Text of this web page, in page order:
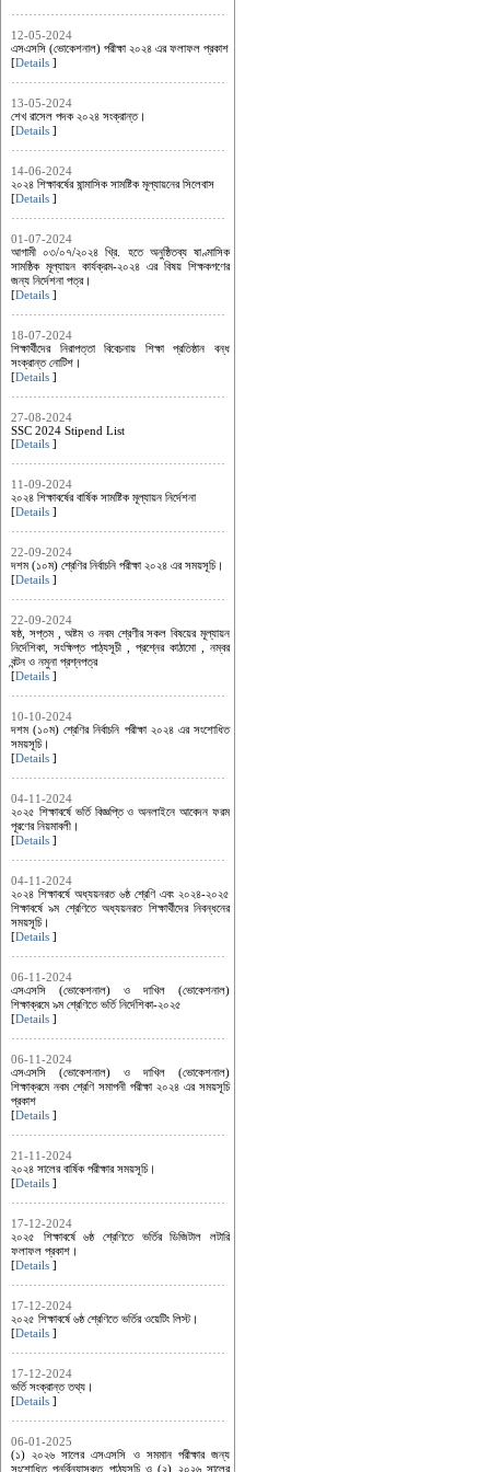
12-05-2024
এসএসসি (ভোকেশনাল) পরীক্ষা ২০২৪ এর ফলাফল প্রকাশ
[Details ]
13-05-2024
শেখ রাসেল পদক ২০২৪ সংক্রান্ত।
[Details ]
14-06-2024
২০২৪ শিক্ষাবর্ষের ষান্মাসিক সামষ্টিক মূল্যায়নের সিলেবাস
[Details ]
01-07-2024
আগামী ০৩/০৭/২০২৪ খ্রি. হতে অনুষ্ঠিতব্য ষাণ্মাসিক
সামষ্ঠিক মূল্যায়ন কার্যক্রম-২০২৪ এর ‍বিষয় শিক্ষকগণের
জন্য নির্দেশনা পত্র।
[Details ]
18-07-2024
শিক্ষার্থীদের নিরাপত্তা বিবেচনায় শিক্ষা প্রতিষ্ঠান বন্ধ
সংক্রান্ত নোটিশ।
[Details ]
27-08-2024
SSC 2024 Stipend List
[Details ]
11-09-2024
২০২৪ শিক্ষাবর্ষের বার্ষিক সামষ্টিক মূল্যায়ন নির্দেশনা
[Details ]
22-09-2024
দশম (১০ম) শ্রেণির নির্বাচনি পরীক্ষা ২০২৪ এর সময়সূচি।
[Details ]
22-09-2024
ষষ্ঠ, সপ্তম , অষ্টম ও নবম শ্রেণীর সকল বিষয়ের মূল্যায়ন
নির্দেশিকা, সংক্ষিপ্ত পাঠ্যসূচী , প্রশ্নের কাঠামো , নম্বর
বন্টন ও নমুনা প্রশ্নপত্র
[Details ]
10-10-2024
দশম (১০ম) শ্রেণির নির্বাচনি পরীক্ষা ২০২৪ এর সংশোধিত
সময়সূচি।
[Details ]
04-11-2024
২০২৫ শিক্ষাবর্ষে ভর্তি বিজ্ঞপ্তি ও অনলাইনে আবেদন ফরম
পূরণের নিয়মাবলী।
[Details ]
04-11-2024
২০২৪ শিক্ষাবর্ষে অধ্যয়নরত ৬ষ্ঠ শ্রেণি এবং ২০২৪-২০২৫
শিক্ষাবর্ষে ৯ম শ্রেণিতে অধ্যয়নরত শিক্ষার্থীদের নিবন্ধনের
সময়সূচি।
[Details ]
06-11-2024
এসএসসি (ভোকেশনাল) ও দাখিল (ভোকেশনাল)
শিক্ষাক্রমে ৯ম শ্রেণিতে ভর্তি নির্দেশিকা-২০২৫
[Details ]
06-11-2024
এসএসসি (ভোকেশনাল) ও দাখিল (ভোকেশনাল)
শিক্ষাক্রমে নবম শ্রেণি সমাপনী পরীক্ষা ২০২৪ এর সময়সূচি
প্রকাশ
[Details ]
21-11-2024
২০২৪ সালের বার্ষিক পরীক্ষার সময়সূচি।
[Details ]
17-12-2024
২০২৫ শিক্ষাবর্ষে ৬ষ্ঠ শ্রেণিতে ভর্তির ডিজিটাল লটারি
ফলাফল প্রকাশ।
[Details ]
17-12-2024
২০২৫ শিক্ষাবর্ষে ৬ষ্ঠ শ্রেণিতে ভর্তির ওয়েটিং লিস্ট।
[Details ]
17-12-2024
ভর্তি সংক্রান্ত তথ্য।
[Details ]
06-01-2025
(১) ২০২৬ সালের এসএসসি ও সমমান পরীক্ষার জন্য
সংশোধিত পুনর্বিন্যাসকৃত পাঠ্যসূচি ও (২) ২০২৬ সালের